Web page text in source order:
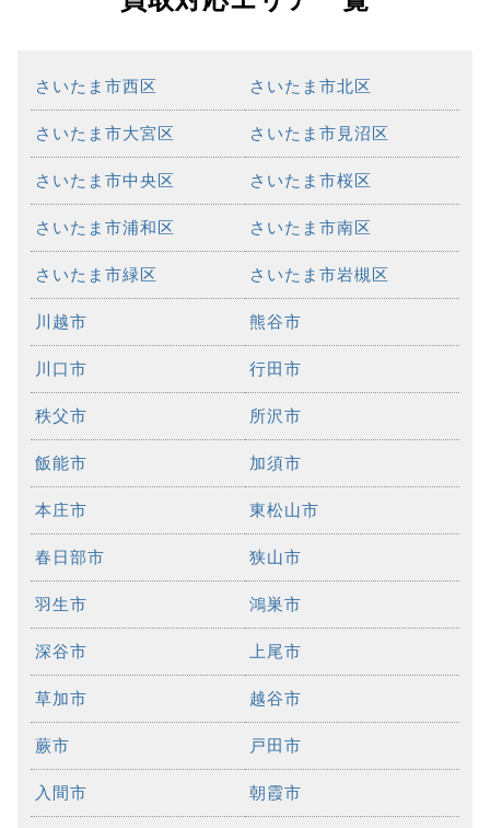
さいたま市西区 さいたま市北区
さいたま市大宮区 さいたま市見沼区
さいたま市中央区 さいたま市桜区
さいたま市浦和区 さいたま市南区
さいたま市緑区 さいたま市岩槻区
川越市 熊谷市
川口市 行田市
秩父市 所沢市
飯能市 加須市
本庄市 東松山市
春日部市 狭山市
羽生市 鴻巣市
深谷市 上尾市
草加市 越谷市
蕨市 戸田市
入間市 朝霞市